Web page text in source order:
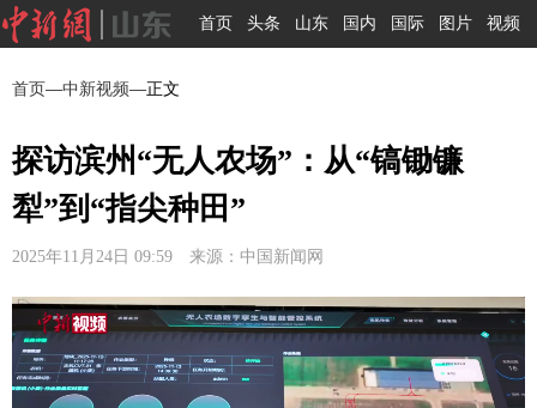
首页 头条 山东 国内 国际 图片 视频
首页—中新视频—正文
探访滨州“无人农场”：从“镐锄镰
犁”到“指尖种田”
2025年11月24日 09:59 来源：中国新闻网